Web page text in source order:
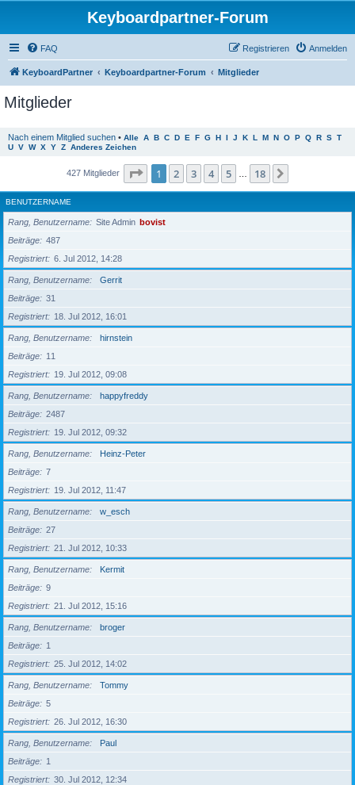
Keyboardpartner-Forum
FAQ Anmelden
Registrieren
KeyboardPartner Keyboardpartner-Forum Mitglieder
Mitglieder
Nach einem Mitglied suchen • Alle A B C D E F G H I J K L M N O P Q R S T
U V W X Y Z Anderes Zeichen
427 Mitglieder Seite 1von 18
1 2 3 4 5 18
BENUTZERNAME
Rang, Benutzername Site Admin bovist
Beiträge
487
Registriert
6. Jul 2012, 14:28
Rang, Benutzername
Gerrit
Beiträge
31
Registriert
18. Jul 2012, 16:01
Rang, Benutzername
hirnstein
Beiträge
11
Registriert
19. Jul 2012, 09:08
Rang, Benutzername
happyfreddy
Beiträge
2487
Registriert
19. Jul 2012, 09:32
Rang, Benutzername
Heinz-Peter
Beiträge
7
Registriert
19. Jul 2012, 11:47
Rang, Benutzername
w_esch
Beiträge
27
Registriert
21. Jul 2012, 10:33
Rang, Benutzername
Kermit
Beiträge
9
Registriert
21. Jul 2012, 15:16
Rang, Benutzername
broger
Beiträge
1
Registriert
25. Jul 2012, 14:02
Rang, Benutzername
Tommy
Beiträge
5
Registriert
26. Jul 2012, 16:30
Rang, Benutzername
Paul
Beiträge
1
Registriert
30. Jul 2012, 12:34